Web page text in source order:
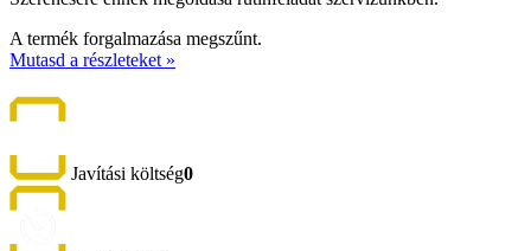
A termék forgalmazása megszűnt.
Mutasd a részleteket »
Javítási költség0